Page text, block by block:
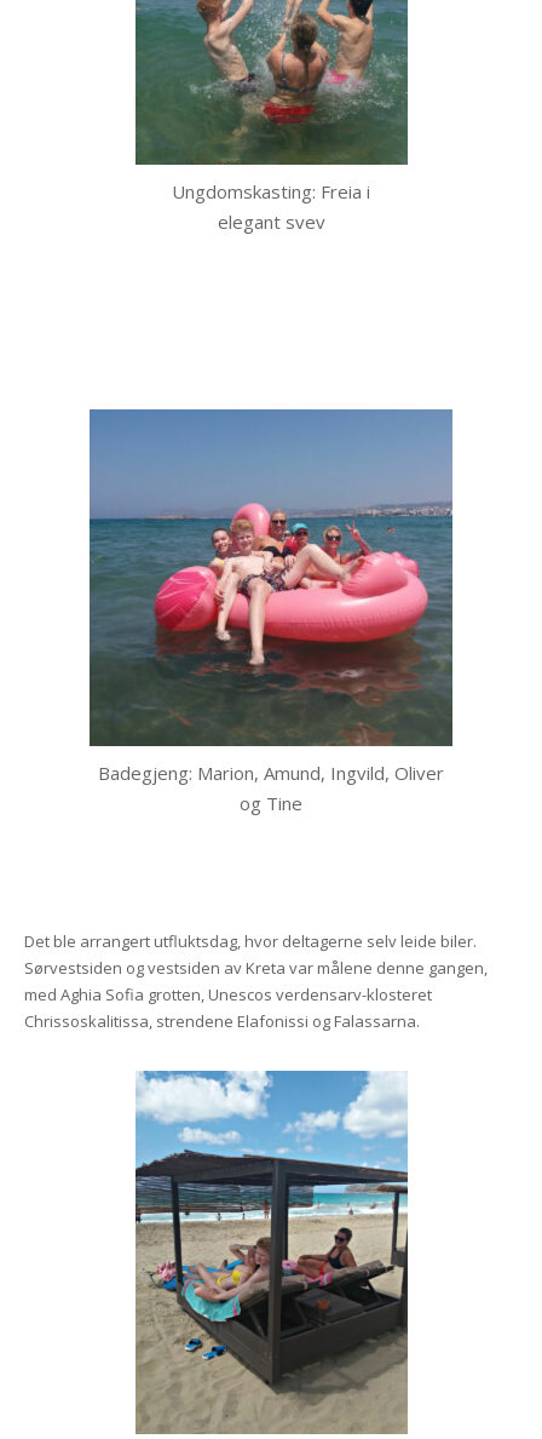
Ungdomskasting: Freia i
elegant svev
Badegjeng: Marion, Amund, Ingvild, Oliver
og Tine
Det ble arrangert utfluktsdag, hvor deltagerne selv leide biler.
Sørvestsiden og vestsiden av Kreta var målene denne gangen,
med Aghia Sofia grotten, Unescos verdensarv-klosteret
Chrissoskalitissa, strendene Elafonissi og Falassarna.